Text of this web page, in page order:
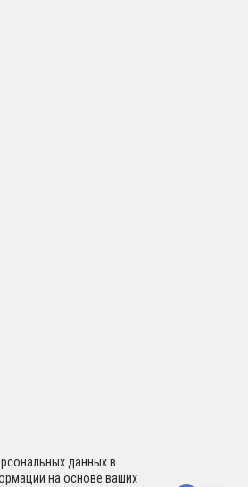
данных в
на основе ваших